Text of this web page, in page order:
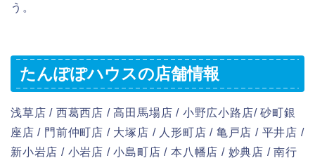
う。
たんぽぽハウスの店舗情報
浅草店 / 西葛西店 / 高田馬場店 / 小野広小路店/ 砂町銀
座店 / 門前仲町店 / 大塚店 / 人形町店 / 亀戸店 / 平井店 /
新小岩店 / 小岩店 / 小島町店 / 本八幡店 / 妙典店 / 南行